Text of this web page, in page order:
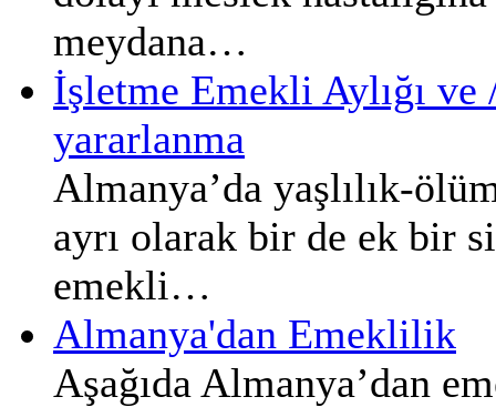
meydana…
İşletme Emekli Aylığı
yararlanma
Almanya’da yaşlılık-
ayrı olarak bir de ek bir
emekli…
Almanya'dan Emeklilik
Aşağıda Almanya’dan